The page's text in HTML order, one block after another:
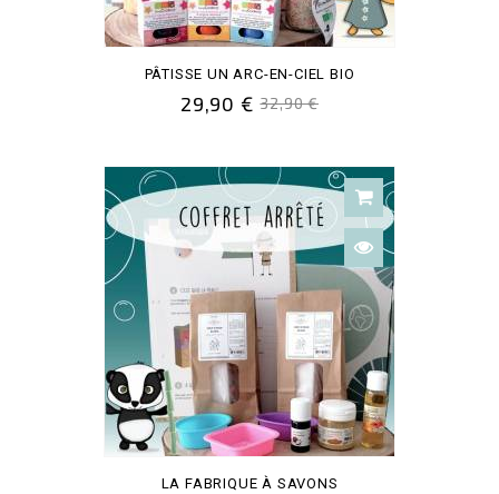
PÂTISSE UN ARC-EN-CIEL BIO
29,90 € 32,90 €
LA FABRIQUE À SAVONS